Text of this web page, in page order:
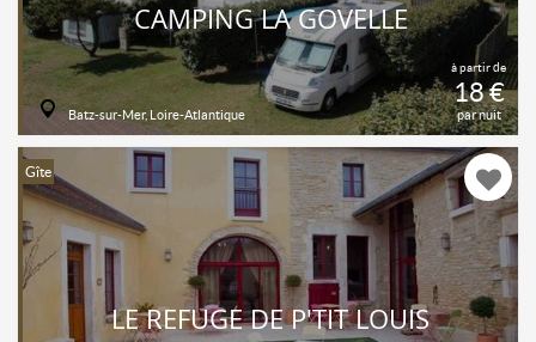
à partir de
18 €
par nuit
CAMPING LA GOVELLE
Batz-sur-Mer, Loire-Atlantique
Gîte
LE REFUGE DE P'TIT LOUIS